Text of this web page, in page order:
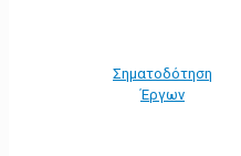
Σηματοδότηση
Έργων